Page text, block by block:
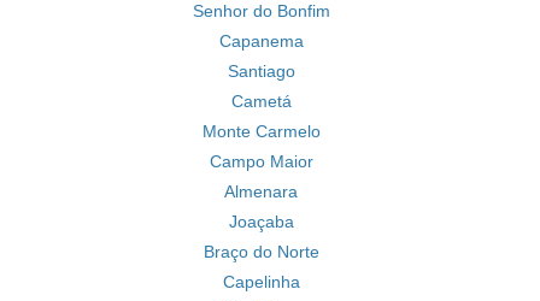
Senhor do Bonfim
Capanema
Santiago
Cametá
Monte Carmelo
Campo Maior
Almenara
Joaçaba
Braço do Norte
Capelinha